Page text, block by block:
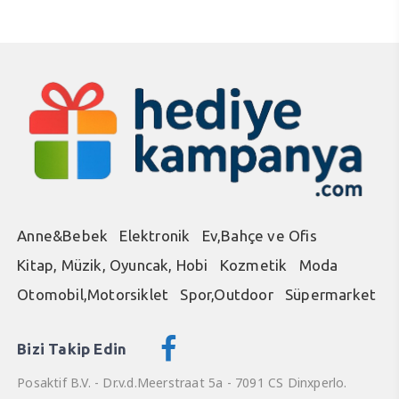
Anne&Bebek Elektronik
Ev,Bahçe ve Ofis
Kitap, Müzik, Oyuncak, Hobi
Kozmetik
Moda
Otomobil,Motorsiklet
Spor,Outdoor Süpermarket
Bizi Takip Edin
Posaktif B.V. - Dr.v.d.Meerstraat 5a - 7091 CS Dinxperlo.